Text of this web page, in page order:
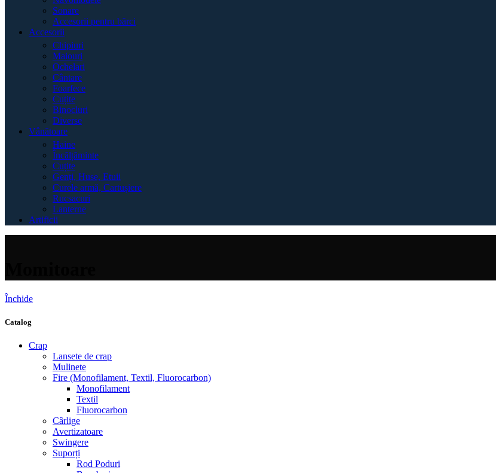
Sonare
Accesorii pentru bărci
Accesorii
Chipiuri
Maiouri
Ochelari
Cântare
Foarfece
Cuțite
Binocluri
Diverse
Vânătoare
Haine
Încălțăminte
Cuțite
Genți, Huse, Etuii
Curele armă, Cartușiere
Rucsacuri
Lanterne
Artificii
Închide
Catalog
Crap
Lansete de crap
Mulinete
Fire (Monofilament, Textil, Fluorocarbon)
Monofilament
Textil
Fluorocarbon
Cârlige
Avertizatoare
Swingere
Suporți
Rod Poduri